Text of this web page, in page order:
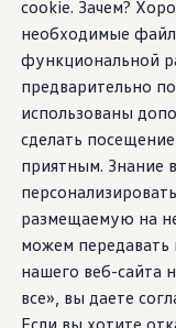
cookie. Зачем?
необходимые
функциональной
предварительно
использованы
сделать
приятным. Знание
размещаемую на
можем
нашего веб-сайта
все», вы даете
Если вы хотите
Обмен
Лизинг
Гарантия
VW
Все
VW
Car-Net
App-
Fleet
O Volkswagen
Получи
Владельцы и
Golf.
связи